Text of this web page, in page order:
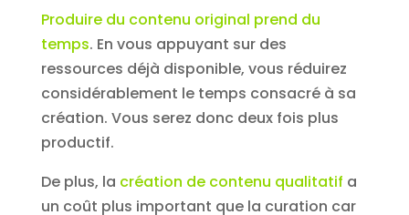
Produire du contenu original prend du
temps. En vous appuyant sur des
ressources déjà disponible, vous réduirez
considérablement le temps consacré à sa
création. Vous serez donc deux fois plus
productif.
De plus, la création de contenu qualitatif a
un coût plus important que la curation car